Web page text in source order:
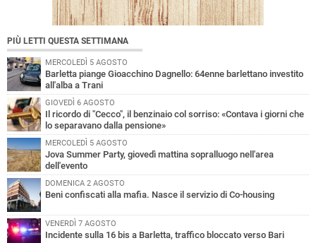
PIÙ LETTI QUESTA SETTIMANA
MERCOLEDÌ 5 AGOSTO
Barletta piange Gioacchino Dagnello: 64enne barlettano investito
all'alba a Trani
GIOVEDÌ 6 AGOSTO
Il ricordo di "Cecco", il benzinaio col sorriso: «Contava i giorni che
lo separavano dalla pensione»
MERCOLEDÌ 5 AGOSTO
Jova Summer Party, giovedì mattina sopralluogo nell'area
dell'evento
DOMENICA 2 AGOSTO
Beni confiscati alla mafia. Nasce il servizio di Co-housing
VENERDÌ 7 AGOSTO
Incidente sulla 16 bis a Barletta, traffico bloccato verso Bari